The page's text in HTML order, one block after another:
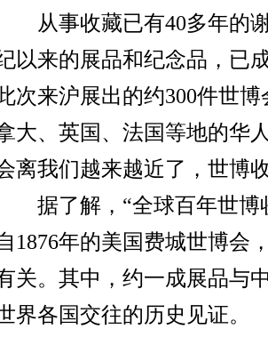
从事收藏已有40多年的谢
以来的展品和纪念品，已
次来沪展出的约300件世
大、英国、法国等地的华
离我们越来越近了，世博
据了解，“全球百年世博
1876年的美国费城世博会
关。其中，约一成展品与
界各国交往的历史见证。